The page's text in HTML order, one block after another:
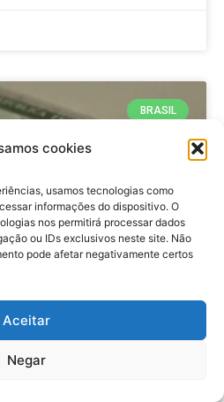
cookies
usamos tecnologias como
informações do dispositivo. O
nos permitirá processar dados
ou IDs exclusivos neste site. Não
pode afetar negativamente certos
Aceitar
Negar
BRASIL
investiga